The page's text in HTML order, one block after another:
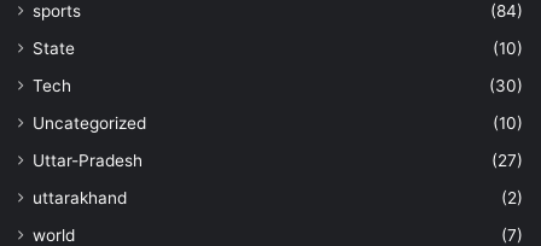
sports
(84)
State
(10)
Tech
(30)
Uncategorized
(10)
Uttar-Pradesh
(27)
uttarakhand
(2)
world
(7)